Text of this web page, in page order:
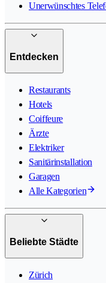
Unerwünschtes
Entdecken
Restaurants
Hotels
Coiffeure
Ärzte
Elektriker
Sanitärinstallation
Garagen
Alle Kategorien
Beliebte Städte
Zürich